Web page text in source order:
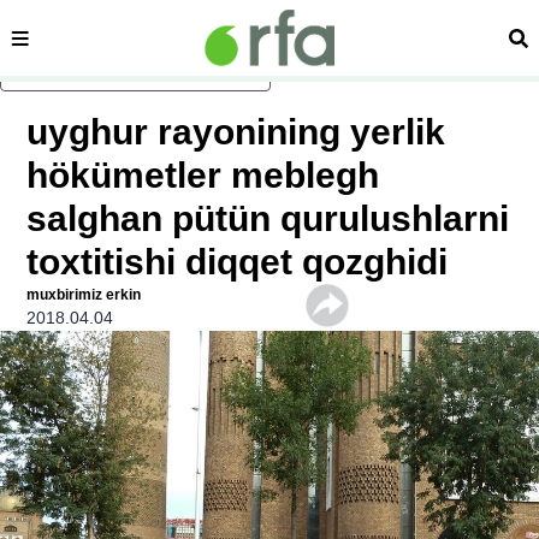
asasliq mezmungha atlang
sehipe
uyghur rayonining yerlik
hökümetler meblegh
salghan pütün qurulushlarni
toxtitishi diqqet qozghidi
muxbirimiz erkin
2018.04.04